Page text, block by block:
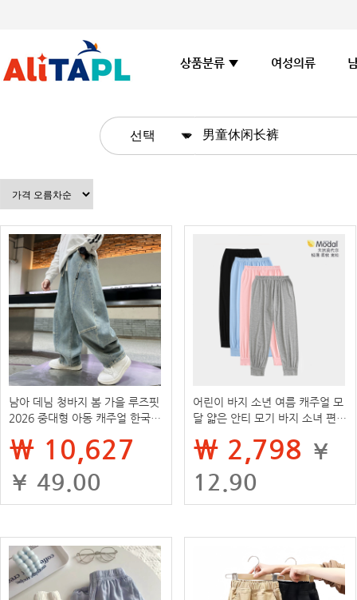
상품분류 ▼ 여성의류
남아 데님 청바지 봄 가을 루즈핏
2026 중대형 아동 캐주얼 한국
트레이트 팬츠 도매
₩ 10,627
¥ 49.00
어린이 바지 소년 여름 캐주얼 모
달 얇은 안티 모기 바지 소녀 편안
₩ 2,798 ¥
12.90